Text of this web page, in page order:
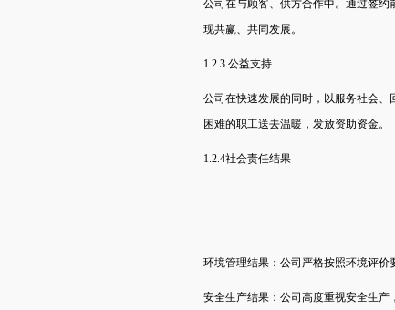
公司在与顾客、供方合作中。通过签
现共赢、共同发展。
1.2.3 公益支持
公司在快速发展的同时，以服务社会
困难的职工送去温暖，发放资助资金。
1.2.4社会责任结果
环境管理结果：公司严格按照环境评价
安全生产结果：公司高度重视安全生